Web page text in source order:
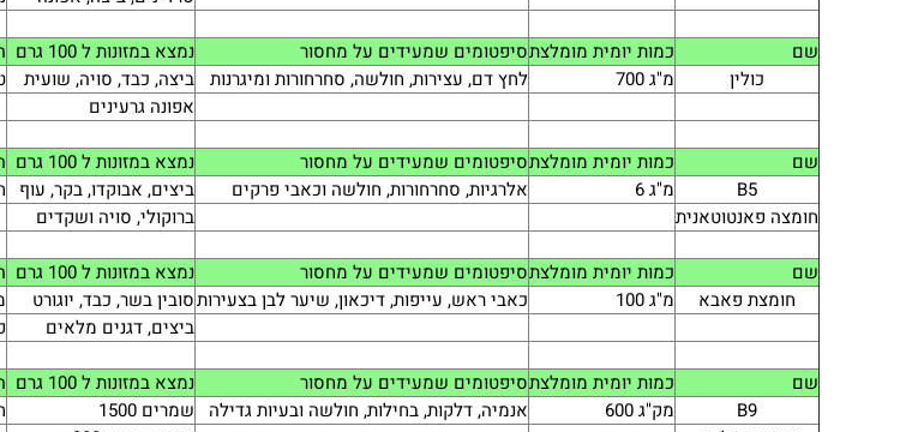
שם כמות יומית מומלצתסיפטומים שמעידים על מחסור נמצא במזונות ל 100 גרם
כולין
מ"ג 700 לחץ דם, עצירות, חולשה, סחרחורות ומיגרנות ביצה, כבד, סויה, שועית
אפונה גרעינים
שם כמות יומית מומלצתסיפטומים שמעידים על מחסור נמצא במזונות ל 100 גרם
B5
מ"ג 6 אלרגיות, סחרחורות, חולשה וכאבי פרקים ביצים, אבוקדו, בקר, עוף
חומצה פאנטוטאנית
ברוקולי, סויה ושקדים
שם כמות יומית מומלצתסיפטומים שמעידים על מחסור נמצא במזונות ל 100 גרם
חומצת פאבא
מ"ג 100 כאבי ראש, עייפות, דיכאון, שיער לבן בצעירותסובין בשר, כבד, יוגורט
ביצים, דגנים מלאים
שם כמות יומית מומלצתסיפטומים שמעידים על מחסור נמצא במזונות ל 100 גרם
B9
מק"ג 600 אנמיה, דלקות, בחילות, חולשה ובעיות גדילה שמרים 1500